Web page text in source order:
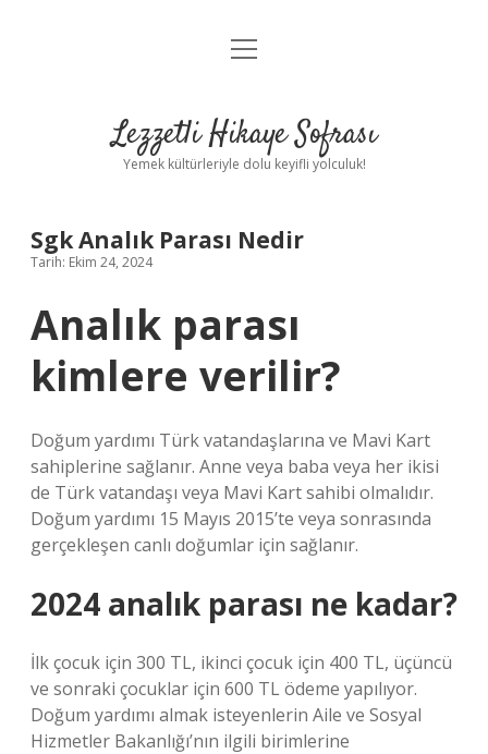
Anasayfa
Yasal Uyarı
menüyü
Lezzetli Hikaye Sofrası
Yemek kültürleriyle dolu keyifli yolculuk!
Sgk Analık Parası Nedir
Tarih: Ekim 24, 2024
Analık parası
kimlere verilir?
Doğum yardımı Türk vatandaşlarına ve Mavi Kart
sahiplerine sağlanır. Anne veya baba veya her ikisi
de Türk vatandaşı veya Mavi Kart sahibi olmalıdır.
Doğum yardımı 15 Mayıs 2015’te veya sonrasında
gerçekleşen canlı doğumlar için sağlanır.
2024 analık parası ne kadar?
İlk çocuk için 300 TL, ikinci çocuk için 400 TL, üçüncü
ve sonraki çocuklar için 600 TL ödeme yapılıyor.
Doğum yardımı almak isteyenlerin Aile ve Sosyal
Hizmetler Bakanlığı’nın ilgili birimlerine